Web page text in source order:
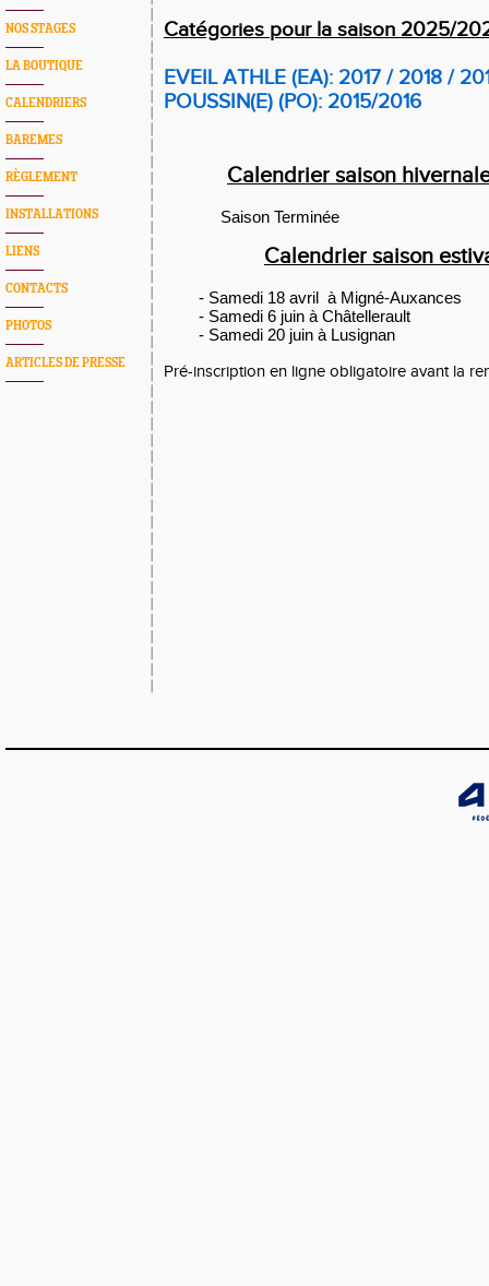
NOS STAGES
LA BOUTIQUE
CALENDRIERS
BAREMES
RÈGLEMENT
INSTALLATIONS
LIENS
CONTACTS
PHOTOS
ARTICLES DE PRESSE
Catégories pourla saison 2025/
EVEIL ATHLE (EA): 2017 / 2018 /
POUSSIN(E) (PO): 2015/2016
Calendrier saison
Saison Terminée
Calendrier saison
- Samedi 18 avril à Migné-Auxances
- Samedi 6 juin à Châtellerault
- Samedi 20 juin à Lusignan
Pré-inscription en ligne obligatoire avant la